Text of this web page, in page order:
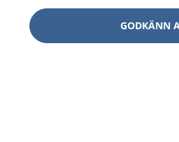
1177–tryggt om din
På 1177.se får du råd om
GODKÄNN